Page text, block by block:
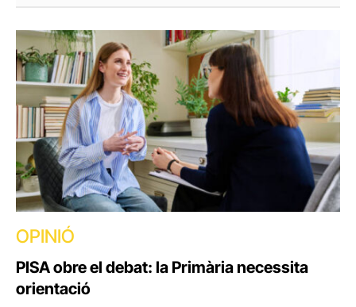
OPINIÓ
PISA obre el debat: la Primària necessita
orientació